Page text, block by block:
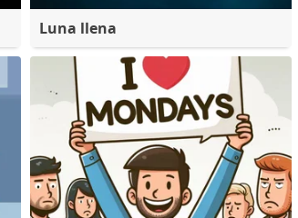
Luna llena